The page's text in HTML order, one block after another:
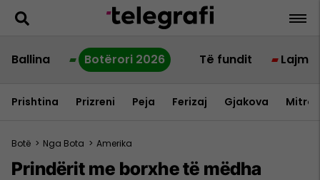
Ballina Botërori 2026 Të fundit Lajme
Prishtina Prizreni Peja Ferizaj Gjakova
Botë > Nga Bota > Amerika
Prindërit me borxhe të mëdha